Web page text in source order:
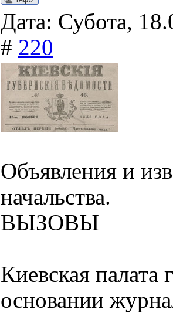
Дата: Субота,
# 220
Объявления и
начальства.
ВЫЗОВЫ
Киевская палата
основании